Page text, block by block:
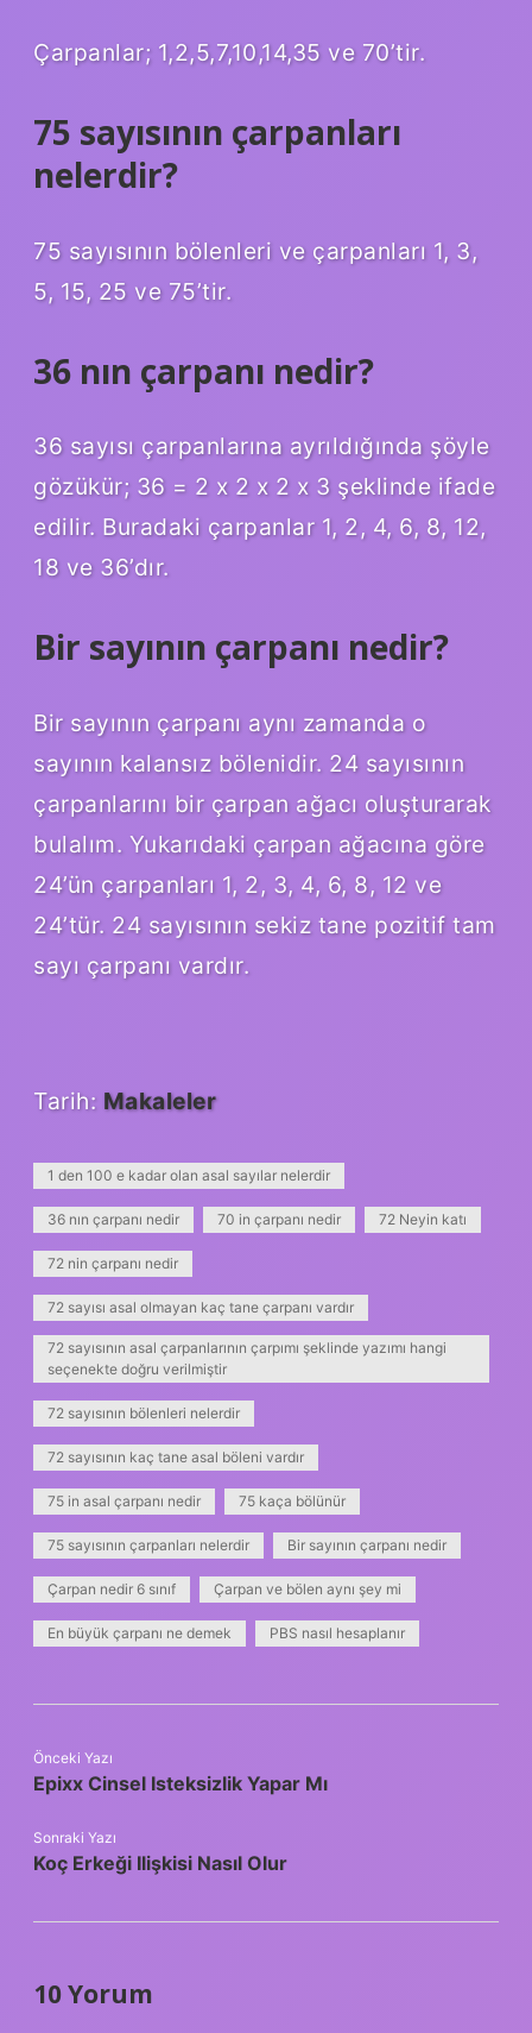
Çarpanlar; 1,2,5,7,10,14,35 ve 70’tir.
75 sayısının çarpanları
nelerdir?
75 sayısının bölenleri ve çarpanları 1, 3,
5, 15, 25 ve 75’tir.
36 nın çarpanı nedir?
36 sayısı çarpanlarına ayrıldığında şöyle
gözükür; 36 = 2 x 2 x 2 x 3 şeklinde ifade
edilir. Buradaki çarpanlar 1, 2, 4, 6, 8, 12,
18 ve 36’dır.
Bir sayının çarpanı nedir?
Bir sayının çarpanı aynı zamanda o
sayının kalansız bölenidir. 24 sayısının
çarpanlarını bir çarpan ağacı oluşturarak
bulalım. Yukarıdaki çarpan ağacına göre
24’ün çarpanları 1, 2, 3, 4, 6, 8, 12 ve
24’tür. 24 sayısının sekiz tane pozitif tam
sayı çarpanı vardır.
Tarih: Makaleler
1 den 100 e kadar olan asal sayılar nelerdir
36 nın çarpanı nedir 70 in çarpanı nedir 72 Neyin katı
72 nin çarpanı nedir
72 sayısı asal olmayan kaç tane çarpanı vardır
72 sayısının asal çarpanlarının çarpımı şeklinde yazımı hangi
seçenekte doğru verilmiştir
72 sayısının bölenleri nelerdir
72 sayısının kaç tane asal böleni vardır
75 in asal çarpanı nedir 75 kaça bölünür
75 sayısının çarpanları nelerdir Bir sayının çarpanı nedir
Çarpan nedir 6 sınıf Çarpan ve bölen aynı şey mi
En büyük çarpanı ne demek PBS nasıl hesaplanır
Önceki Yazı
Epixx Cinsel Isteksizlik Yapar Mı
Sonraki Yazı
Koç Erkeği Ilişkisi Nasıl Olur
10 Yorum